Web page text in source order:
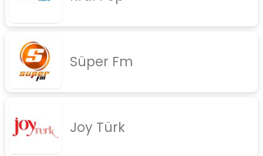
jazz
rap
diger
Gizlilik Politikası
Süper Fm
Joy Türk